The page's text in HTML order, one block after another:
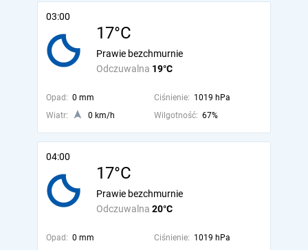
03:00
17°C
Odczuwalna 19°C
Prawie bezchmurnie
Opad: 0 mm Ciśnienie: 1019 hPa
Wiatr:
0 km/h Wilgotność: 67%
04:00
17°C
Odczuwalna 20°C
Prawie bezchmurnie
Opad: 0 mm Ciśnienie: 1019 hPa